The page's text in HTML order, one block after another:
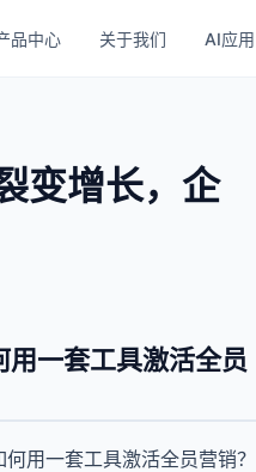
品中心 关于我们 AI应用
变增长，企
一套工具激活全员
用一套工具激活全员营销？